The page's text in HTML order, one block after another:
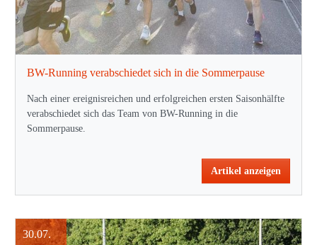
BW-Running verabschiedet sich in die Sommerpause
Nach einer ereignisreichen und erfolgreichen ersten Saisonhälfte
verabschiedet sich das Team von BW-Running in die
Sommerpause.
Artikel anzeigen
30.07.